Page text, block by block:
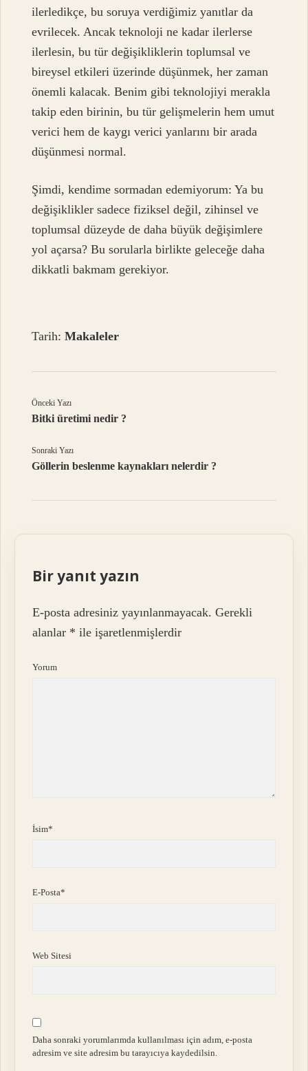
ilerledikçe, bu soruya verdiğimiz yanıtlar da
evrilecek. Ancak teknoloji ne kadar ilerlerse
ilerlesin, bu tür değişikliklerin toplumsal ve
bireysel etkileri üzerinde düşünmek, her zaman
önemli kalacak. Benim gibi teknolojiyi merakla
takip eden birinin, bu tür gelişmelerin hem umut
verici hem de kaygı verici yanlarını bir arada
düşünmesi normal.
Şimdi, kendime sormadan edemiyorum: Ya bu
değişiklikler sadece fiziksel değil, zihinsel ve
toplumsal düzeyde de daha büyük değişimlere
yol açarsa? Bu sorularla birlikte geleceğe daha
dikkatli bakmam gerekiyor.
Tarih:Makaleler
Önceki Yazı
Bitki üretimi nedir ?
Sonraki Yazı
Göllerin beslenme kaynakları nelerdir ?
Bir yanıt yazın
E-posta adresiniz yayınlanmayacak. Gerekli
alanlar * ile işaretlenmişlerdir
Yorum
İsim*
E-Posta*
Web Sitesi
Daha sonraki yorumlarımda kullanılması için adım, e-posta
adresim ve site adresim bu tarayıcıya kaydedilsin.